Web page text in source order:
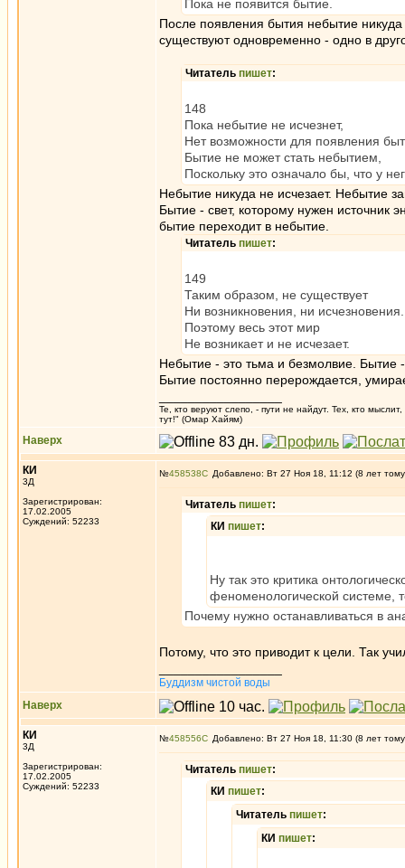
Пока не появится бытие.
После появления бытия небытие
существуют одновременно - одно в
Читатель пишет:
148
Пока небытие не исчезнет,
Нет возможности для появления
Бытие не может стать небытием,
Поскольку это означало бы, что у
Небытие никуда не исчезает. Небытие
Бытие - свет, которому нужен источник
бытие переходит в небытие.
Читатель пишет:
149
Таким образом, не существует
Ни возникновения, ни исчезновения.
Поэтому весь этот мир
Не возникает и не исчезает.
Небытие - это тьма и безмолвие. Бытие -
Бытие постоянно перерождается,
Те, кто веруют слепо, - пути не найдут. Тех, кто
тут!" (Омар Хайям)
Наверх
КИ
3Д
Зарегистрирован:
17.02.2005
Суждений: 52233
№458538 Добавлено: Вт 27 Ноя 18, 11:12 (8 лет
Читатель пишет:
КИ пишет:
Ну так это критика
феноменологической системе,
Почему нужно останавливаться в
Потому, что это приводит к цели. Так
Буддизм чистой воды
Наверх
КИ
3Д
Зарегистрирован:
17.02.2005
Суждений: 52233
№458556 Добавлено: Вт 27 Ноя 18, 11:30 (8 лет
Читатель пишет:
КИ пишет:
Читатель пишет:
КИ пишет: